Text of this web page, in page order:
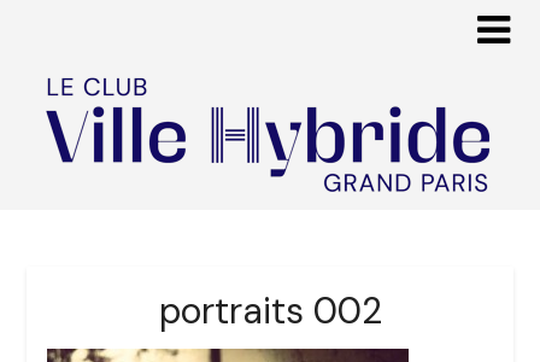
portraits 002